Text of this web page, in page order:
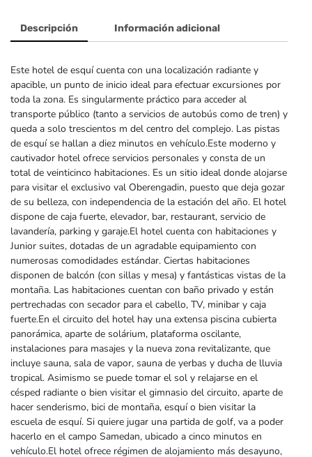
Descripción Información adicional
Este hotel de esquí cuenta con una localización radiante y
apacible, un punto de inicio ideal para efectuar excursiones por
toda la zona. Es singularmente práctico para acceder al
transporte público (tanto a servicios de autobús como de tren) y
queda a solo trescientos m del centro del complejo. Las pistas
de esquí se hallan a diez minutos en vehículo.Este moderno y
cautivador hotel ofrece servicios personales y consta de un
total de veinticinco habitaciones. Es un sitio ideal donde alojarse
para visitar el exclusivo val Oberengadin, puesto que deja gozar
de su belleza, con independencia de la estación del año. El hotel
dispone de caja fuerte, elevador, bar, restaurant, servicio de
lavandería, parking y garaje.El hotel cuenta con habitaciones y
Junior suites, dotadas de un agradable equipamiento con
numerosas comodidades estándar. Ciertas habitaciones
disponen de balcón (con sillas y mesa) y fantásticas vistas de la
montaña. Las habitaciones cuentan con baño privado y están
pertrechadas con secador para el cabello, TV, minibar y caja
fuerte.En el circuito del hotel hay una extensa piscina cubierta
panorámica, aparte de solárium, plataforma oscilante,
instalaciones para masajes y la nueva zona revitalizante, que
incluye sauna, sala de vapor, sauna de yerbas y ducha de lluvia
tropical. Asimismo se puede tomar el sol y relajarse en el
césped radiante o bien visitar el gimnasio del circuito, aparte de
hacer senderismo, bici de montaña, esquí o bien visitar la
escuela de esquí. Si quiere jugar una partida de golf, va a poder
hacerlo en el campo Samedan, ubicado a cinco minutos en
vehículo.El hotel ofrece régimen de alojamiento más desayuno,